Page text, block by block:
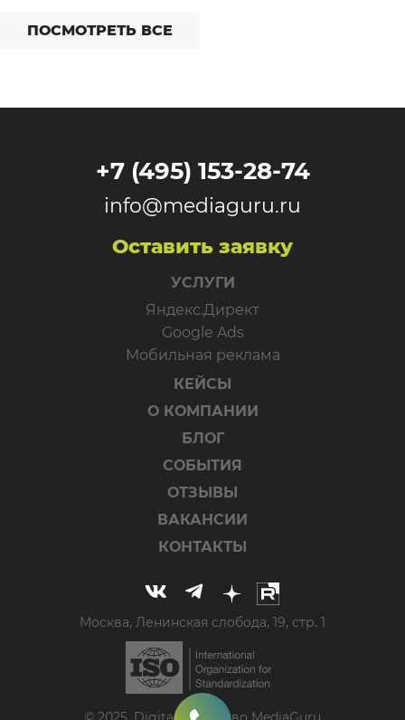
ПОСМОТРЕТЬ ВСЕ
+7 (495) 153-28-74
info@mediaguru.ru
Оставить заявку
УСЛУГИ
Яндекс.Директ
Google Ads
Мобильная реклама
КЕЙСЫ
О КОМПАНИИ
БЛОГ
СОБЫТИЯ
ОТЗЫВЫ
ВАКАНСИИ
КОНТАКТЫ
Москва, Ленинская слобода, 19, стр. 1